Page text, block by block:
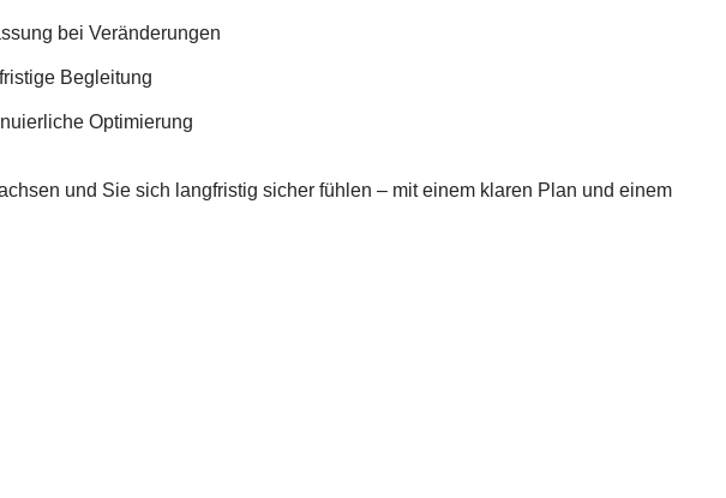
bei Veränderungen
Begleitung
Optimierung
und Sie sich langfristig sicher fühlen – mit einem klaren Plan und einem